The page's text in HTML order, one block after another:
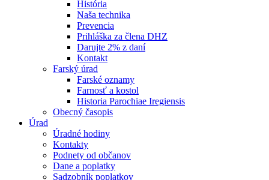
História
Naša technika
Prevencia
Prihláška za člena DHZ
Darujte 2% z daní
Kontakt
Farský úrad
Farské oznamy
Farnosť a kostol
Historia Parochiae Iregiensis
Obecný časopis
Úrad
Úradné hodiny
Kontakty
Podnety od občanov
Dane a poplatky
Sadzobník poplatkov